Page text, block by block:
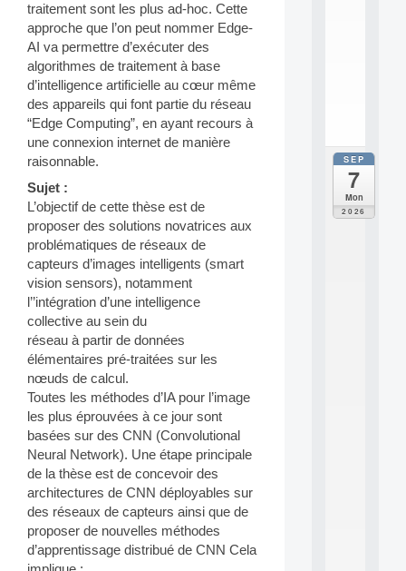
traitement sont les plus ad-hoc. Cette
approche que l’on peut nommer Edge-
AI va permettre d’exécuter des
algorithmes de traitement à base
d’intelligence artificielle au cœur même
des appareils qui font partie du réseau
“Edge Computing”, en ayant recours à
une connexion internet de manière
raisonnable.
Sujet :
L’objectif de cette thèse est de
proposer des solutions novatrices aux
problématiques de réseaux de
capteurs d’images intelligents (smart
vision sensors), notamment
l’’intégration d’une intelligence
collective au sein du
réseau à partir de données
élémentaires pré-traitées sur les
nœuds de calcul.
Toutes les méthodes d’IA pour l’image
les plus éprouvées à ce jour sont
basées sur des CNN (Convolutional
Neural Network). Une étape principale
de la thèse est de concevoir des
architectures de CNN déployables sur
des réseaux de capteurs ainsi que de
proposer de nouvelles méthodes
d’apprentissage distribué de CNN Cela
SEP
7
Mon
2026